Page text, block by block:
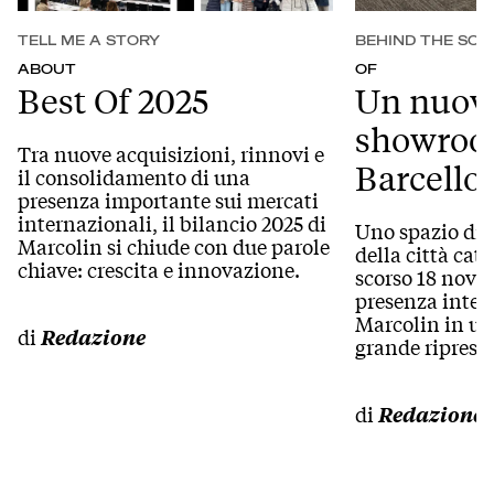
TELL ME A STORY
ABOUT
Best Of 2025
Tra nuove acquisizioni, rinnovi e
il consolidamento di una
presenza importante sui mercati
internazionali, il bilancio 2025 di
Marcolin si chiude con due parole
chiave: crescita e innovazione.
di Redazione
BEHIND THE
OF
Un
Uno spazio di
della città
scorso 18
presenza
Marcolin in
grande ripresa.
di Redazione